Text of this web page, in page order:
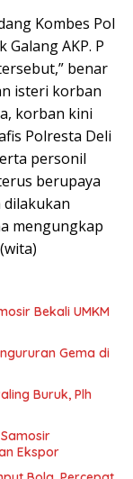
Kombes Pol
AKP. P
benar
isteri korban
korban kini
Polresta Deli
personil
berupaya
mengungkap
Bekali UMKM
Gema di
Buruk, Plh
Ekspor